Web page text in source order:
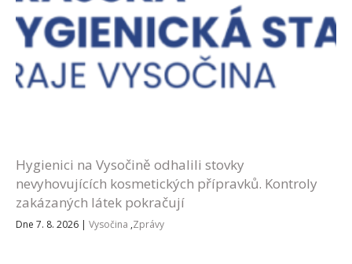
Hygienici na Vysočině odhalili stovky
nevyhovujících kosmetických přípravků. Kontroly
zakázaných látek pokračují
Dne 7. 8. 2026 | Vysočina ,Zprávy